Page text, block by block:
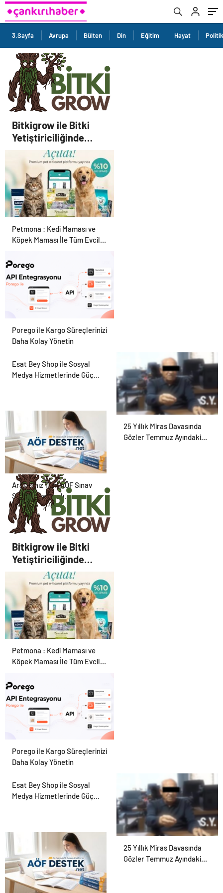
3.Sayfa Avrupa Bülten Din Eğitim Hayat
Bitkigrow ile Bitki
Yetiştiriciliğinde
Doğru Ekipman ve
Ürün Seçimi
Petmona : Kedi Maması ve
Köpek Maması İle Tüm Evcil
Porego ile Kargo Süreçlerinizi
Daha Kolay Yönetin
Esat Bey Shop ile Sosyal
Medya Hizmetlerinde Güçlü
25 Yıllık Miras Davasında
Gözler Temmuz Ayındaki
Aradığınız Tüm AÖF Sınav
Soruları ve Canlı
Açıköğretim Forumu
Burada
Bitkigrow ile Bitki
Yetiştiriciliğinde
Doğru Ekipman ve
Ürün Seçimi
Petmona : Kedi Maması ve
Köpek Maması İle Tüm Evcil
Porego ile Kargo Süreçlerinizi
Daha Kolay Yönetin
Esat Bey Shop ile Sosyal
Medya Hizmetlerinde Güçlü
25 Yıllık Miras Davasında
Gözler Temmuz Ayındaki